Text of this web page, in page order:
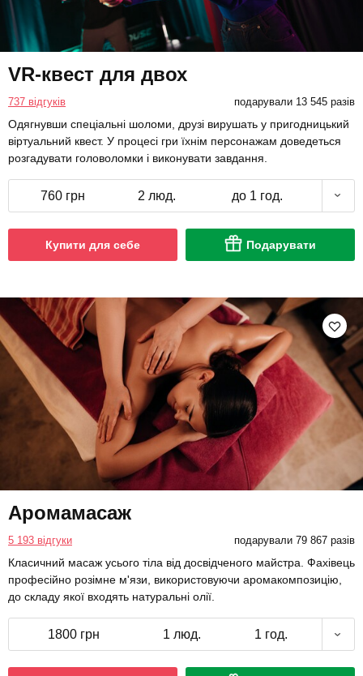
VR-квест для двох
737 відгуків подарували 13 545 разів
Одягнувши спеціальні шоломи, друзі вирушать у пригодницький
віртуальний квест. У процесі гри їхнім персонажам доведеться
розгадувати головоломки і виконувати завдання.
760 грн 2 люд. до 1 год.
Купити для себе Подарувати
Аромамасаж
5 193 відгуки подарували 79 867 разів
Класичний масаж усього тіла від досвідченого майстра. Фахівець
професійно розімне м'язи, використовуючи аромакомпозицію,
до складу якої входять натуральні олії.
1800 грн 1 люд. 1 год.